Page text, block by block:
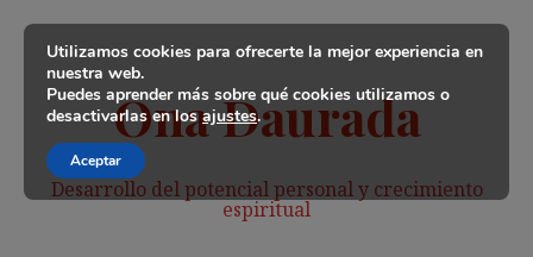
contenido
Ona Daurada
Desarrollo del potencial personal y crecimiento
espiritual
Utilizamos cookies para ofrecerte la mejor experiencia en
nuestra web.
Puedes aprender más sobre qué cookies utilizamos o
desactivarlas en losajustes.
Aceptar